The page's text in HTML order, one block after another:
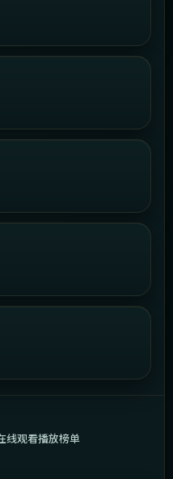
线观看播放榜单